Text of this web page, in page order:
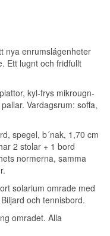
nya enrumslágenheter
Ett lugnt och fridfullt
kyl-frys mikrougn-
Vardagsrum: soffa,
spegel, b´nak, 1,70 cm
2 stolar + 1 bord
normerna, samma
solarium omrade med
och tennisbord.
omradet. Alla